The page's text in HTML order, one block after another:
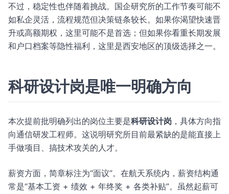
不过，稳定性也伴随着挑战。国企研究所的工作节奏可能不
如私企灵活，流程规范但决策链条较长。如果你渴望快速晋
升或高额期权，这里可能不是首选；但如果你看重长期发展
和户口档案等隐性福利，这里是西安地区的顶级选择之一。
科研设计岗是唯一明确方向
本次提前批明确列出的岗位主要是科研设计岗 ，具体方向指
向通信研发工程师。这说明研究所目前最紧缺的是能直接上
手做项目、搞技术攻关的人才。
薪资方面，简章标注为“面议”。在航天系统内，薪资结构通
常是“基本工资 + 绩效 + 年终奖 + 各类补贴”。虽然起薪可